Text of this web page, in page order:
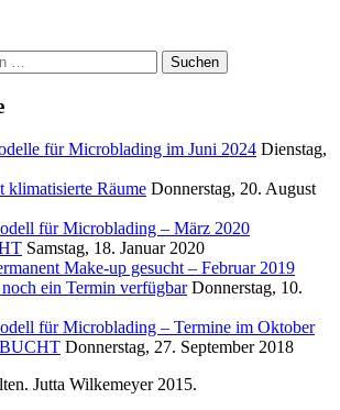
für Microblading im Juni 2024 Dienstag,
klimatisierte Räume Donnerstag, 20. August
für Microblading – März 2020
Samstag, 18. Januar 2020
Make-up gesucht – Februar 2019
ein Termin verfügbar Donnerstag, 10.
für Microblading – Termine im Oktober
Donnerstag, 27. September 2018
Jutta Wilkemeyer 2015.